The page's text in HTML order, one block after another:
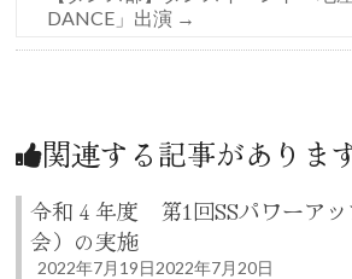
DANCE」出演 →
関連する記事がありま
令和４年度 第1回SSパワーア
会）の実施
2022年7月19日2022年7月20日